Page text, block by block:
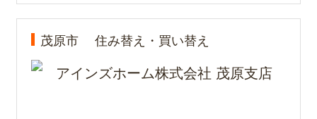
茂原市 住み替え・買い替え